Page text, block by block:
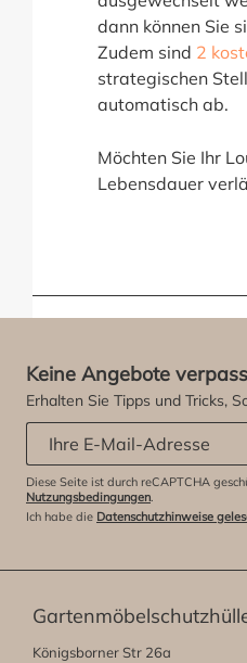
dann können Sie
Zudem sind 2
strategischen
automatisch ab.
Möchten Sie Ihr
Lebensdauer
Keine Angebote
Erhalten Sie Tipps und Tricks,
Diese Seite ist durch reCAPTCHA
Nutzungsbedingungen.
Ich habe die Datenschutzhinweise
Königsborner Str 26a